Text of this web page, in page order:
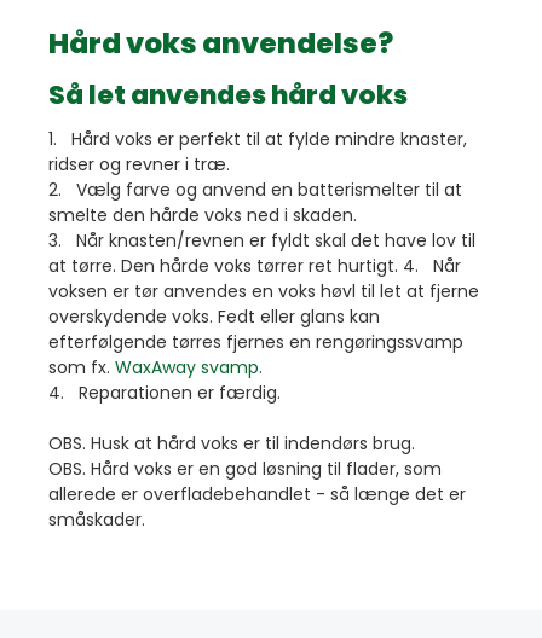
Hård voks anvendelse?
Så let anvendes hård voks
1. Hård voks er perfekt til at fylde mindre knaster,
ridser og revner i træ.
2. Vælg farve og anvend en batterismelter til at
smelte den hårde voks ned i skaden.
3. Når knasten/revnen er fyldt skal det have lov til
at tørre. Den hårde voks tørrer ret hurtigt. 4. Når
voksen er tør anvendes en voks høvl til let at fjerne
overskydende voks. Fedt eller glans kan
efterfølgende tørres fjernes en rengøringssvamp
som fx. WaxAway svamp.
4. Reparationen er færdig.
OBS. Husk at hård voks er til indendørs brug.
OBS. Hård voks er en god løsning til flader, som
allerede er overfladebehandlet - så længe det er
småskader.